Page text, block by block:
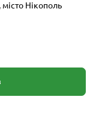
Нікополь